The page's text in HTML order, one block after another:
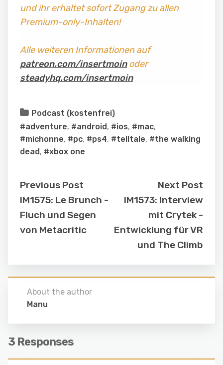
und ihr erhaltet sofort Zugang zu allen
Premium-only-Inhalten!
Alle weiteren Informationen auf
patreon.com/insertmoinoder
steadyhq.com/insertmoin
Podcast (kostenfrei)
#adventure, #android, #ios, #mac,
#michonne, #pc, #ps4, #telltale, #the walking
dead, #xbox one
Previous Post
IM1575: Le Brunch -
Fluch und Segen
von Metacritic
Next Post
IM1573: Interview
mit Crytek -
Entwicklung für VR
und The Climb
About the author
Manu
3 Responses